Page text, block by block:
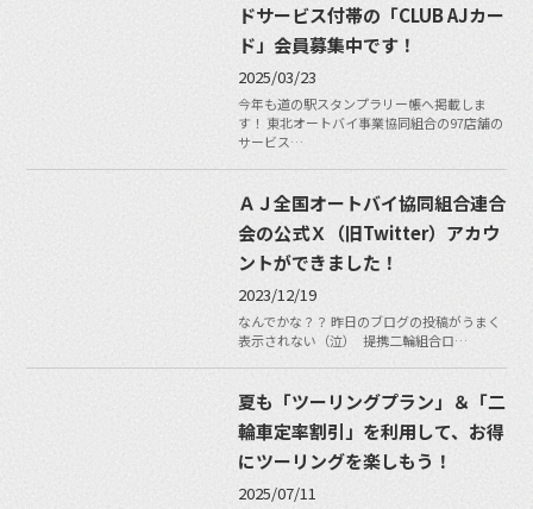
ドサービス付帯の「CLUB AJカー
ド」会員募集中です！
2025/03/23
今年も道の駅スタンプラリー帳へ掲載しま
す！ 東北オートバイ事業協同組合の97店舗の
サービス…
ＡＪ全国オートバイ協同組合連合
会の公式Ｘ（旧Twitter）アカウ
ントができました！
2023/12/19
なんでかな？？ 昨日のブログの投稿がうまく
表示されない（泣） 提携二輪組合ロ…
夏も「ツーリングプラン」＆「二
輪車定率割引」を利用して、お得
にツーリングを楽しもう！
2025/07/11